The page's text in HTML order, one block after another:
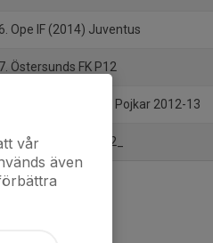
6. Ope IF (2014) Juventus
7. Östersunds FK P12
8. Järpens IF P13-14 Pojkar 2012-13
Östersunds FK P12_
vår
även